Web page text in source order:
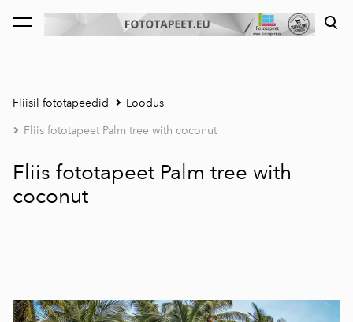
lisati ostukorvi. Vaata ostukorvi
Fliisil fototapeedid Loodus
Fliis fototapeet Palm tree with coconut
Fliis fototapeet Palm tree with
coconut